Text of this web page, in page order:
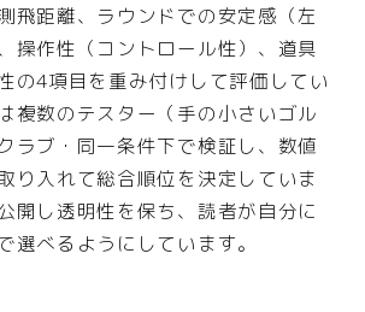
飛距離、ラウンドでの安定感（左
操作性（コントロール性）、道具
の4項目を重み付けして評価してい
複数のテスター（手の小さいゴル
ラブ・同一条件下で検証し、数値
り入れて総合順位を決定していま
開し透明性を保ち、読者が自分に
選べるようにしています。